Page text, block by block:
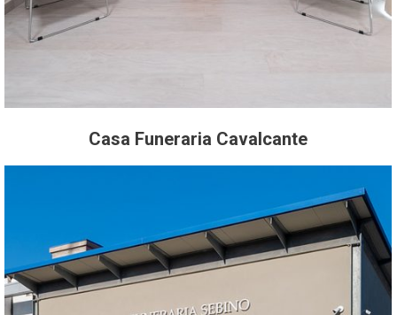
Casa Funeraria Cavalcante